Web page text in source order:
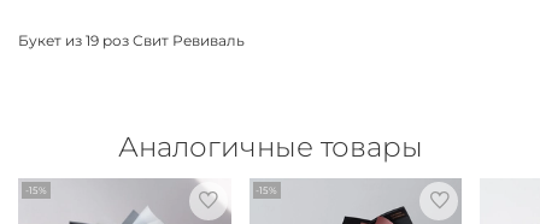
Букет из 19 роз Свит Ревиваль
Аналогичные товары
-15% -15%